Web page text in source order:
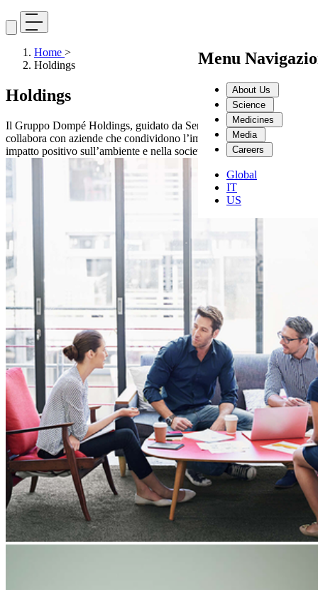
Menu
About Us
Science
Medicines
Media
Careers
Global
IT
US
Home >
Holdings
Holdings
Il Gruppo Dompé Holdings, guidato da Sergio Dompé, investe e
collabora con aziende che condividono l’impegno a generare un
impatto positivo sull’ambiente e nella società